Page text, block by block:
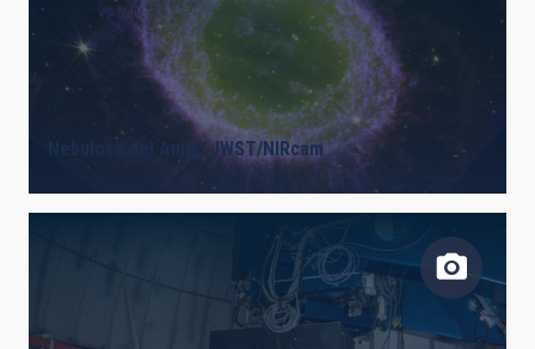
Nebulosa del Anillo JWST/NIRcam